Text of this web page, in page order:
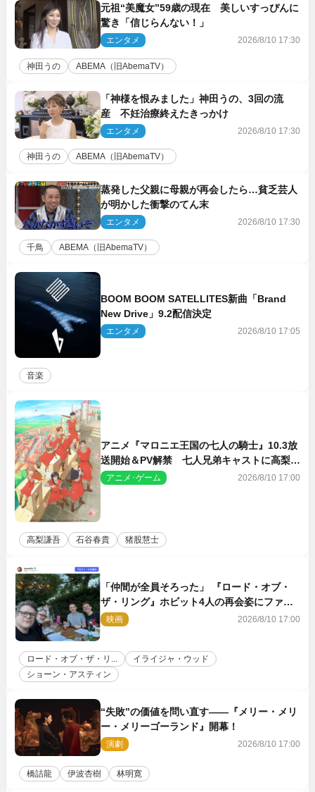
元祖“美魔女”59歳の現在 美しいすっぴんに
驚き「信じらんない！」
エンタメ 2026/8/10 17:30
神田うの ABEMA（旧AbemaTV）
「神様を恨みました」神田うの、3回の流
産 不妊治療終えたきっかけ
エンタメ 2026/8/10 17:30
神田うの ABEMA（旧AbemaTV）
蒸発した父親に母親が再会したら…貧乏芸人
が明かした衝撃のてん末
エンタメ 2026/8/10 17:30
千鳥 ABEMA（旧AbemaTV）
BOOM BOOM SATELLITES新曲「Brand
New Drive」9.2配信決定
エンタメ 2026/8/10 17:05
音楽
アニメ『マロニエ王国の七人の騎士』10.3放
送開始＆PV解禁 七人兄弟キャストに高梨謙
吾、川島零士ら
アニメ･ゲーム 2026/8/10 17:00
高梨謙吾 石谷春貴 猪股慧士
「仲間が全員そろった」 『ロード・オブ・
ザ・リング』ホビット4人の再会姿にファン
感激
映画 2026/8/10 17:00
ロード・オブ・ザ・リ...
イライジャ・ウッド
ショーン・アスティン
“失敗”の価値を問い直す――『メリー・メリ
ー・メリーゴーランド』開幕！
演劇 2026/8/10 17:00
橋詰龍 伊波杏樹 林明寛